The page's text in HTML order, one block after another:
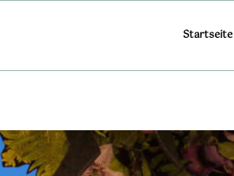
Startseite